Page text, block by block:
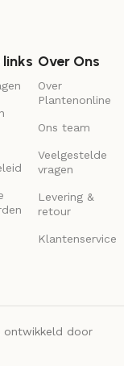
Over Ons
Over
Plantenonline
Ons team
Veelgestelde
vragen
Levering &
retour
Klantenservice
ontwikkeld door